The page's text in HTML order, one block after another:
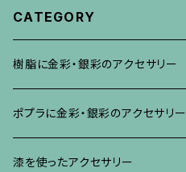
CATEGORY
樹脂に金彩・銀彩のアクセサリー
ブローチ
イヤリング・ピアス
ポプラに金彩・銀彩のアクセサリー
ブローチ
漆を使ったアクセサリー